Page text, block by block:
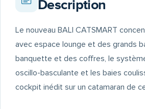
Description
Le nouveau BALI CATSMART
avec espace lounge et des grands
banquette et des coffres, le
oscillo-basculante et les baies
cockpit inédit sur un catamaran de